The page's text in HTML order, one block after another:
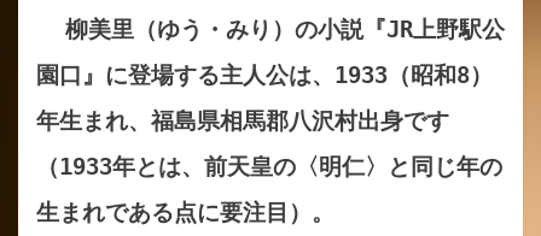
柳美里（ゆう・みり）の小説『JR上野駅公
園口』に登場する主人公は、1933（昭和8）
年生まれ、福島県相馬郡八沢村出身です
（1933年とは、前天皇の〈明仁〉と同じ年の
生まれである点に要注目）。